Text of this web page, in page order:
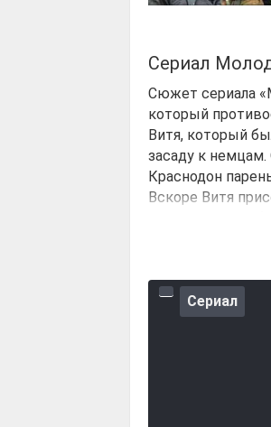
Сериал
Сюжет сериала
который
Витя, который
засаду к
Краснодон
Вскоре Витя
Сериал